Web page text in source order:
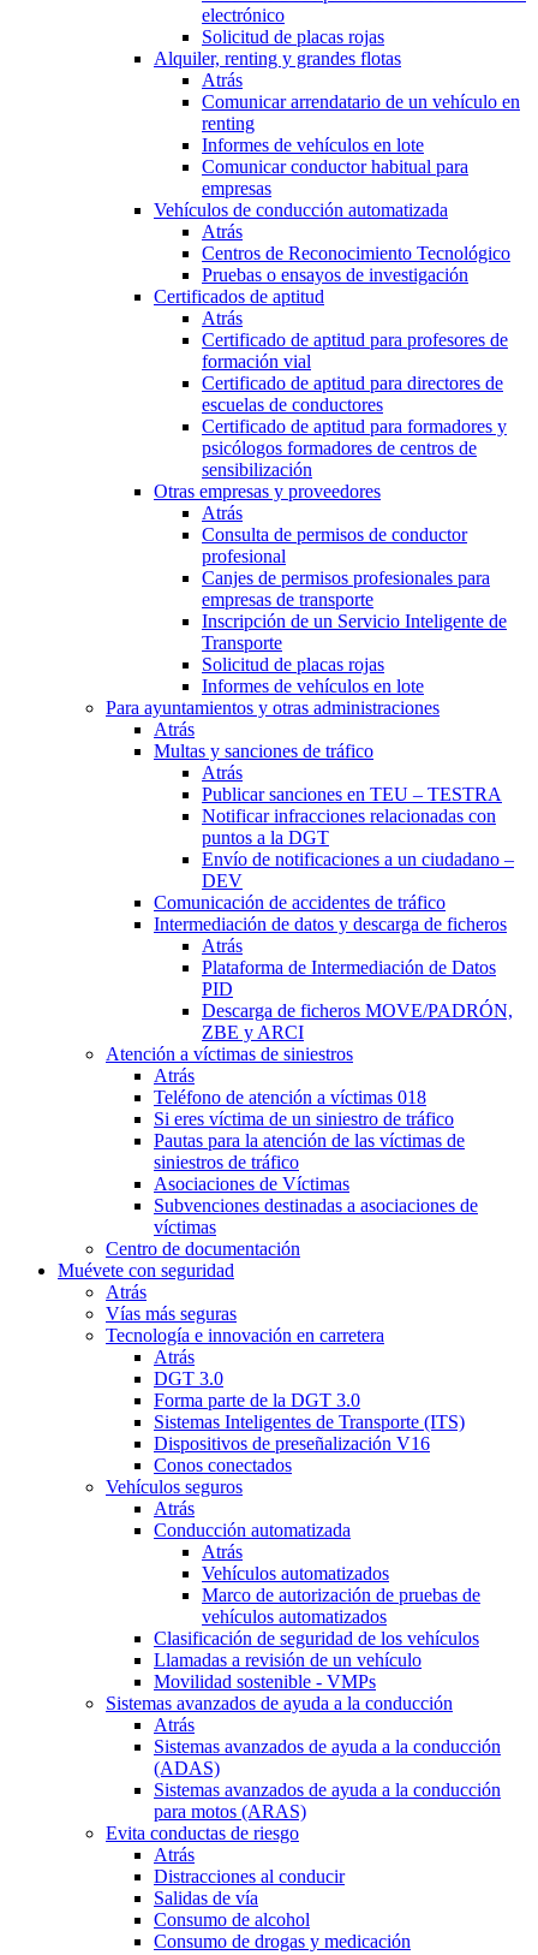
electrónico
Solicitud de placas rojas
Alquiler, renting y grandes flotas
Atrás
Comunicar arrendatario de un vehículo en
renting
Informes de vehículos en lote
Comunicar conductor habitual para
empresas
Vehículos de conducción automatizada
Atrás
Centros de Reconocimiento Tecnológico
Pruebas o ensayos de investigación
Certificados de aptitud
Atrás
Certificado de aptitud para profesores de
formación vial
Certificado de aptitud para directores de
escuelas de conductores
Certificado de aptitud para formadores y
psicólogos formadores de centros de
sensibilización
Otras empresas y proveedores
Atrás
Consulta de permisos de conductor
profesional
Canjes de permisos profesionales para
empresas de transporte
Inscripción de un Servicio Inteligente de
Transporte
Solicitud de placas rojas
Informes de vehículos en lote
Para ayuntamientos y otras administraciones
Atrás
Multas y sanciones de tráfico
Atrás
Publicar sanciones en TEU – TESTRA
Notificar infracciones relacionadas con
puntos a la DGT
Envío de notificaciones a un ciudadano –
DEV
Comunicación de accidentes de tráfico
Intermediación de datos y descarga de ficheros
Atrás
Plataforma de Intermediación de Datos
PID
Descarga de ficheros MOVE/PADRÓN,
ZBE y ARCI
Atención a víctimas de siniestros
Atrás
Teléfono de atención a víctimas 018
Si eres víctima de un siniestro de tráfico
Pautas para la atención de las víctimas de
siniestros de tráfico
Asociaciones de Víctimas
Subvenciones destinadas a asociaciones de
víctimas
Centro de documentación
Muévete con seguridad
Atrás
Vías más seguras
Tecnología e innovación en carretera
Atrás
DGT 3.0
Forma parte de la DGT 3.0
Sistemas Inteligentes de Transporte (ITS)
Dispositivos de preseñalización V16
Conos conectados
Vehículos seguros
Atrás
Conducción automatizada
Atrás
Vehículos automatizados
Marco de autorización de pruebas de
vehículos automatizados
Clasificación de seguridad de los vehículos
Llamadas a revisión de un vehículo
Movilidad sostenible - VMPs
Sistemas avanzados de ayuda a la conducción
Atrás
Sistemas avanzados de ayuda a la conducción
(ADAS)
Sistemas avanzados de ayuda a la conducción
para motos (ARAS)
Evita conductas de riesgo
Atrás
Distracciones al conducir
Salidas de vía
Consumo de alcohol
Consumo de drogas y medicación